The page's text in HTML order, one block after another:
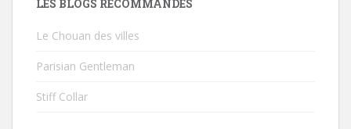
LES BLOGS RECOMMANDÉS
Le Chouan des villes
Parisian Gentleman
Stiff Collar